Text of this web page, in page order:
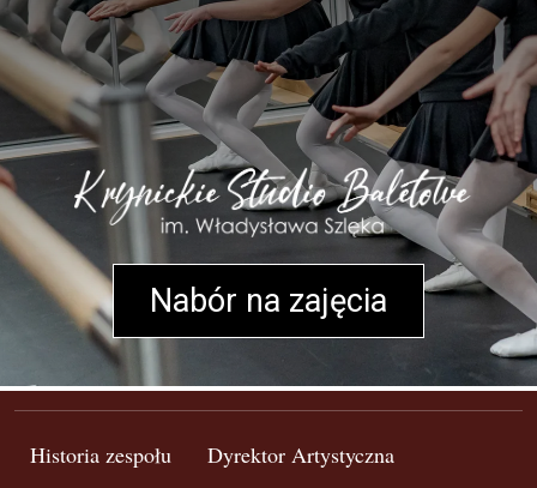
Nabór na zajęcia
Historia zespołu
Dyrektor Artystyczna